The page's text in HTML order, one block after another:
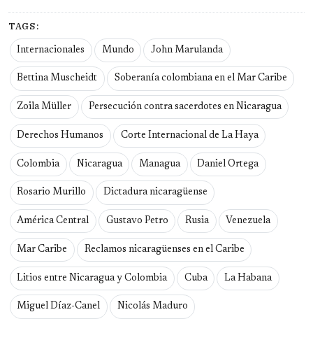
TAGS:
Internacionales Mundo John Marulanda
Bettina Muscheidt Soberanía colombiana en el Mar Caribe
Zoila Müller Persecución contra sacerdotes en Nicaragua
Derechos Humanos Corte Internacional de La Haya
Colombia Nicaragua Managua Daniel Ortega
Rosario Murillo Dictadura nicaragüense
América Central Gustavo Petro Rusia Venezuela
Mar Caribe Reclamos nicaragüenses en el Caribe
Litios entre Nicaragua y Colombia Cuba La Habana
Miguel Díaz-Canel Nicolás Maduro